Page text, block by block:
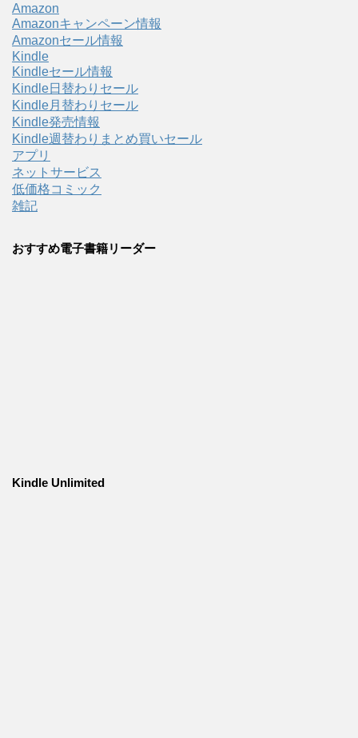
Amazon
Amazonキャンペーン情報
Amazonセール情報
Kindle
Kindleセール情報
Kindle日替わりセール
Kindle月替わりセール
Kindle発売情報
Kindle週替わりまとめ買いセール
アプリ
ネットサービス
低価格コミック
雑記
おすすめ電子書籍リーダー
Kindle Unlimited